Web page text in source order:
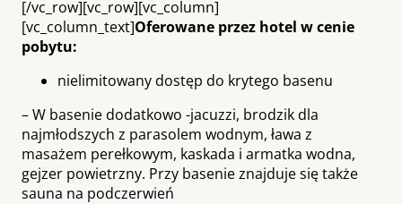
[/vc_row][vc_row][vc_column]
[vc_column_text]Oferowane przez hotel w cenie
pobytu:
nielimitowany dostęp do krytego basenu
– W basenie dodatkowo -jacuzzi, brodzik dla
najmłodszych z parasolem wodnym, ława z
masażem perełkowym, kaskada i armatka wodna,
gejzer powietrzny. Przy basenie znajduje się także
sauna na podczerwień